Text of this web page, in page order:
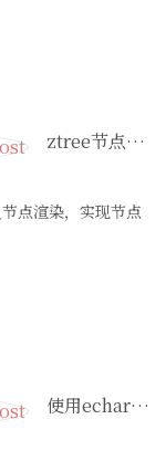
ztree节点的渲染事件
点渲染，实现节点
使用echarts实现系统性能动态监控（数据实时展示）